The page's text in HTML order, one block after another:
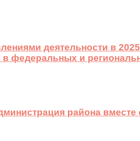
деятельности в
федеральных и
района